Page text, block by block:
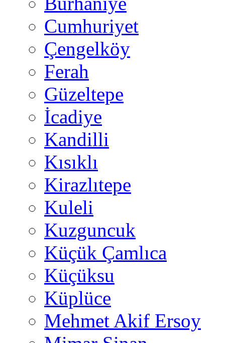
Cumhuriyet
Çengelköy
Ferah
Güzeltepe
İcadiye
Kandilli
Kısıklı
Kirazlıtepe
Kuleli
Kuzguncuk
Küçük Çamlıca
Küçüksu
Küplüce
Mehmet Akif Ersoy